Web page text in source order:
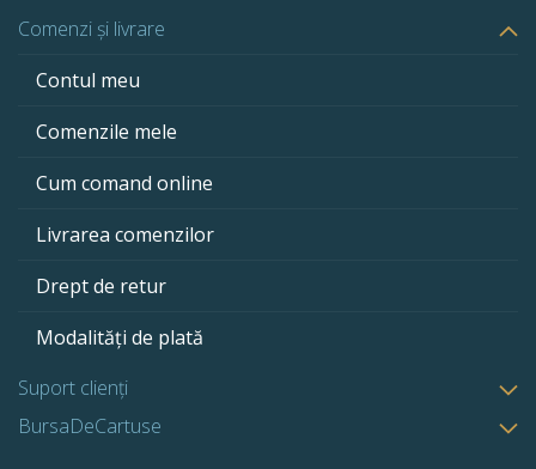
Comenzi și livrare
Contul meu
Comenzile mele
Cum comand online
Livrarea comenzilor
Drept de retur
Modalități de plată
Suport clienți
BursaDeCartuse